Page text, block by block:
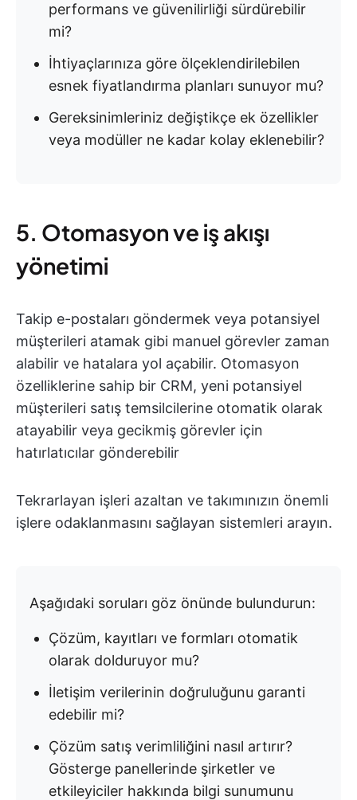
performans ve güvenilirliği sürdürebilir
mi?
İhtiyaçlarınıza göre ölçeklendirilebilen
esnek fiyatlandırma planları sunuyor mu?
Gereksinimleriniz değiştikçe ek özellikler
veya modüller ne kadar kolay eklenebilir?
5. Otomasyon ve iş akışı
yönetimi
Takip e-postaları göndermek veya potansiyel
müşterileri atamak gibi manuel görevler zaman
alabilir ve hatalara yol açabilir. Otomasyon
özelliklerine sahip bir CRM, yeni potansiyel
müşterileri satış temsilcilerine otomatik olarak
atayabilir veya gecikmiş görevler için
hatırlatıcılar gönderebilir
Tekrarlayan işleri azaltan ve takımınızın önemli
işlere odaklanmasını sağlayan sistemleri arayın.
Aşağıdaki soruları göz önünde bulundurun:
Çözüm, kayıtları ve formları otomatik
olarak dolduruyor mu?
İletişim verilerinin doğruluğunu garanti
edebilir mi?
Çözüm satış verimliliğini nasıl artırır?
Gösterge panellerinde şirketler ve
etkileyiciler hakkında bilgi sunumunu